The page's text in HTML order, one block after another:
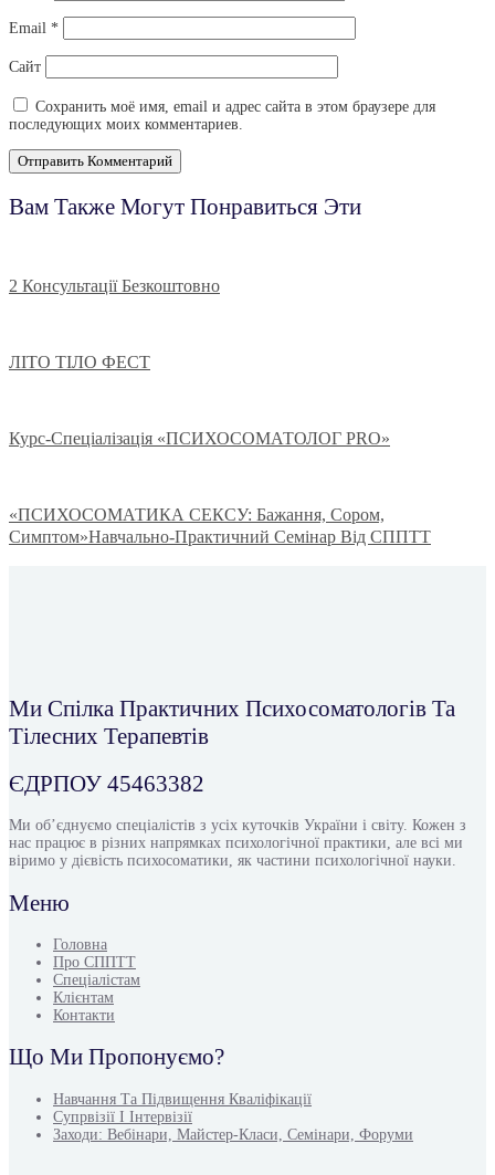
Email *
Сайт
Сохранить моё имя, email и адрес сайта в этом браузере для
последующих моих комментариев.
Вам Также Могут Понравиться Эти
2 Консультації Безкоштовно
ЛІТО ТІЛО ФЕСТ
Курс-Спеціалізація «ПСИХОСОМАТОЛОГ PRO»
«ПСИХОСОМАТИКА СЕКСУ: Бажання, Сором,
Симптом»Навчально-Практичний Семінар Від СППТТ
Ми Спілка Практичних Психосоматологів Та
Тілесних Терапевтів
ЄДРПОУ 45463382
Ми об’єднуємо спеціалістів з усіх куточків України і світу. Кожен з
нас працює в різних напрямках психологічної практики, але всі ми
віримо у дієвість психосоматики, як частини психологічної науки.
Меню
Головна
Про СППТТ
Спеціалістам
Клієнтам
Контакти
Що Ми Пропонуємо?
Навчання Та Підвищення Кваліфікації
Супрвізії І Інтервізії
Заходи: Вебінари, Майстер-Класи, Семінари, Форуми